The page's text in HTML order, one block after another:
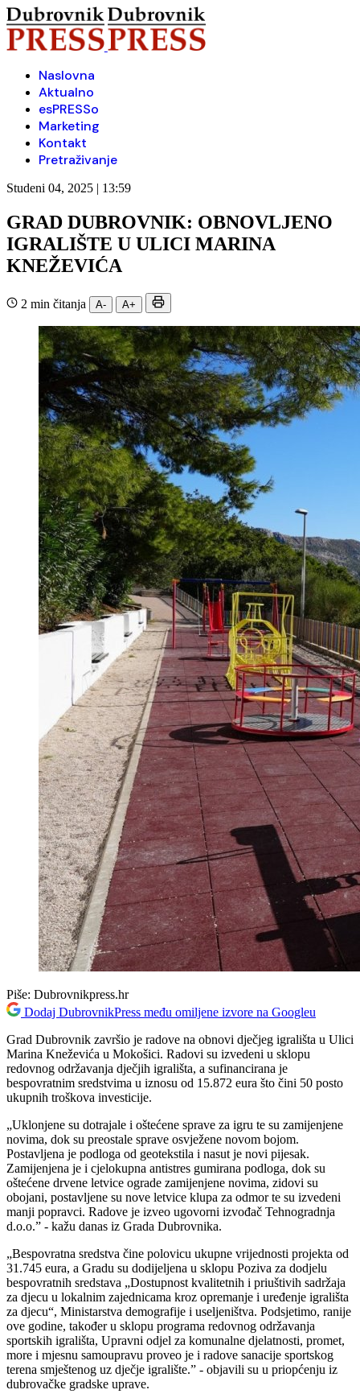
Naslovna
Aktualno
esPRESSo
Marketing
Kontakt
Pretraživanje
Studeni 04, 2025 | 13:59
GRAD DUBROVNIK: OBNOVLJENO
IGRALIŠTE U ULICI MARINA
KNEŽEVIĆA
2 min čitanja A- A+
Piše: Dubrovnikpress.hr
Dodaj DubrovnikPress među omiljene izvore na Googleu
Grad Dubrovnik završio je radove na obnovi dječjeg igrališta u Ulici
Marina Kneževića u Mokošici. Radovi su izvedeni u sklopu
redovnog održavanja dječjih igrališta, a sufinancirana je
bespovratnim sredstvima u iznosu od 15.872 eura što čini 50 posto
ukupnih troškova investicije.
„Uklonjene su dotrajale i oštećene sprave za igru te su zamijenjene
novima, dok su preostale sprave osvježene novom bojom.
Postavljena je podloga od geotekstila i nasut je novi pijesak.
Zamijenjena je i cjelokupna antistres gumirana podloga, dok su
oštećene drvene letvice ograde zamijenjene novima, zidovi su
obojani, postavljene su nove letvice klupa za odmor te su izvedeni
manji popravci. Radove je izveo ugovorni izvođač Tehnogradnja
d.o.o.” - kažu danas iz Grada Dubrovnika.
„Bespovratna sredstva čine polovicu ukupne vrijednosti projekta od
31.745 eura, a Gradu su dodijeljena u sklopu Poziva za dodjelu
bespovratnih sredstava „Dostupnost kvalitetnih i priuštivih sadržaja
za djecu u lokalnim zajednicama kroz opremanje i uređenje igrališta
za djecu“, Ministarstva demografije i useljeništva. Podsjetimo, ranije
ove godine, također u sklopu programa redovnog održavanja
sportskih igrališta, Upravni odjel za komunalne djelatnosti, promet,
more i mjesnu samoupravu proveo je i radove sanacije sportskog
terena smještenog uz dječje igralište.” - objavili su u priopćenju iz
dubrovačke gradske uprave.